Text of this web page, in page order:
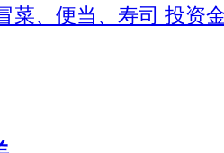
菜、便当、寿司 投资